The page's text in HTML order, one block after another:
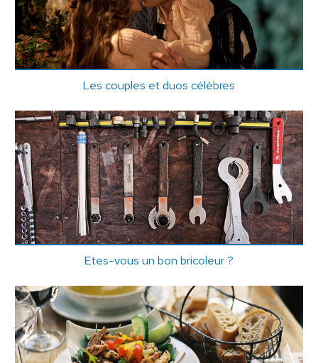
Les couples et duos célèbres
Etes-vous un bon bricoleur ?